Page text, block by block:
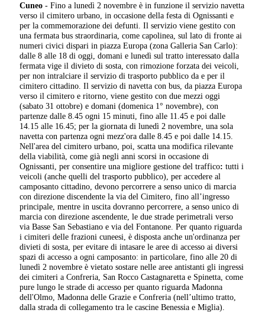
Cuneo - Fino a lunedì 2 novembre è in funzione il servizio navetta
verso il cimitero urbano, in occasione della festa di Ognissanti e
per la commemorazione dei defunti. Il servizio viene gestito con
una fermata bus straordinaria, come capolinea, sul lato di fronte ai
numeri civici dispari in piazza Europa (zona Galleria San Carlo):
dalle 8 alle 18 di oggi, domani e lunedì sul tratto interessato dalla
fermata vige il divieto di sosta, con rimozione forzata dei veicoli,
per non intralciare il servizio di trasporto pubblico da e per il
cimitero cittadino. Il servizio di navetta con bus, da piazza Europa
verso il cimitero e ritorno, viene gestito con due mezzi oggi
(sabato 31 ottobre) e domani (domenica 1° novembre), con
partenze dalle 8.45 ogni 15 minuti, fino alle 11.45 e poi dalle
14.15 alle 16.45; per la giornata di lunedì 2 novembre, una sola
navetta con partenza ogni mezz'ora dalle 8.45 e poi dalle 14.15.
Nell'area del cimitero urbano, poi, scatta una modifica rilevante
della viabilità, come già negli anni scorsi in occasione di
Ognissanti, per consentire una migliore gestione del traffico:tutti i
veicoli (anche quelli del trasporto pubblico), per accedere al
camposanto cittadino, devono percorrere a senso unico di marcia
con direzione discendente la via del Cimitero, fino all’ingresso
principale, mentre in uscita dovranno percorrere, a senso unico di
marcia con direzione ascendente, le due strade perimetrali verso
via Basse San Sebastiano e via del Fontanone. Per quanto riguarda
i cimiteri delle frazioni cuneesi, è disposta anche un'ordinanza per
divieti di sosta, per evitare di intasare le aree di accesso ai diversi
spazi di accesso a ogni camposanto: in particolare, fino alle 20 di
lunedì 2 novembre è vietato sostare nelle aree antistanti gli ingressi
dei cimiteri a Confreria, San Rocco Castagnaretta e Spinetta, come
pure lungo le strade di accesso per quanto riguarda Madonna
dell'Olmo, Madonna delle Grazie e Confreria (nell’ultimo tratto,
dalla strada di collegamento tra le cascine Benessia e Miglia).